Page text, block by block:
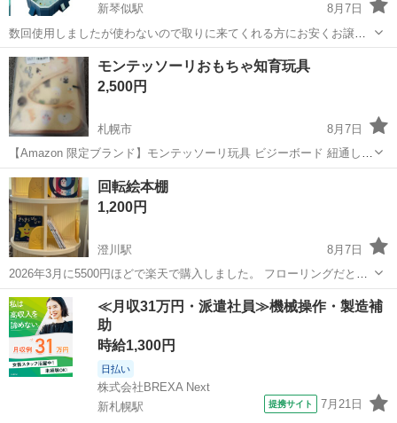
新琴似駅
8月7日
数回使用しましたが使わないので取りに来てくれる方にお安くお譲り
します！
北海道 札幌市 その他 プール
モンテッソーリおもちゃ知育玩具
2,500円
札幌市
8月7日
【Amazon 限定ブランド】モンテッソーリ玩具 ビジーボード 紐通しお
もちゃ 誕生日プレゼント 3歳 4歳 5歳 もんてっそーり 入園祝い 布絵
本 ビジーブック お着替えの練習 知育玩具 指先鍛錬 発達玩具 五感発
育 フェ...
北海道 札幌市 キッズ用品
回転絵本棚
1,200円
澄川駅
8月7日
2026年3月に5500円ほどで楽天で購入しました。 フローリングだと回
転するそうですが、 自宅がカーペットのため回転せず持て余していま
す。 B5サイズOKで、絵本も100冊入るそうです。 使っていただける
方、よろしくお願...
北海道 澄川駅 ベビー用品
≪月収31万円・派遣社員≫機械操作・製造補
助
時給1,300円
日払い
株式会社BREXA Next
新札幌駅
提携サイト 7月21日